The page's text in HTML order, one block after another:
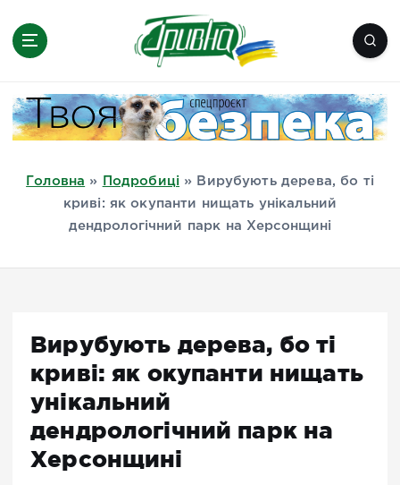
Миколаїв, Одеса, Мелітополь
Головна » Подробиці »
Вирубують дерева, бо ті
криві: як окупанти нищать унікальний
дендрологічний парк на Херсонщині
Вирубують дерева, бо ті
криві: як окупанти нищать
унікальний
дендрологічний парк на
Херсонщині